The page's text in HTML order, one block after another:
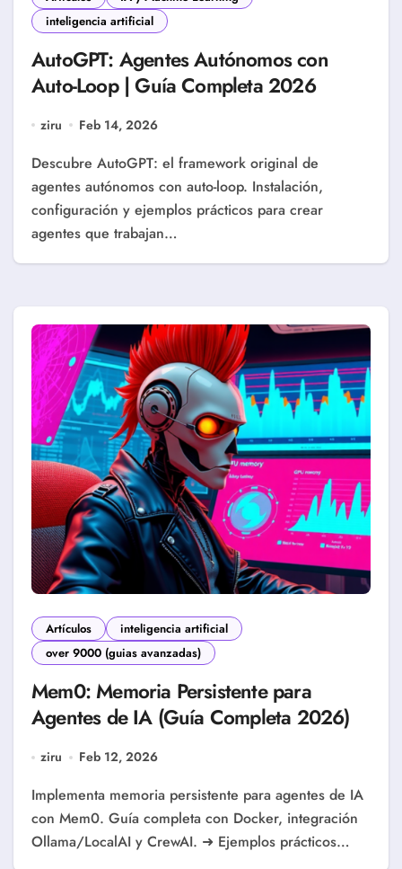
inteligencia artificial
AutoGPT: Agentes Autónomos con
Auto-Loop | Guía Completa 2026
ziru Feb 14, 2026
Descubre AutoGPT: el framework original de
agentes autónomos con auto-loop. Instalación,
configuración y ejemplos prácticos para crear
agentes que trabajan…
Artículos
inteligencia artificial
over 9000 (guias avanzadas)
Mem0: Memoria Persistente para
Agentes de IA (Guía Completa 2026)
ziru Feb 12, 2026
Implementa memoria persistente para agentes de IA
con Mem0. Guía completa con Docker, integración
Ollama/LocalAI y CrewAI. ➜ Ejemplos prácticos…